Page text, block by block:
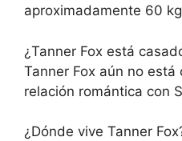
aproximadamente 60
¿Tanner Fox está
Tanner Fox aún no está
relación romántica con
¿Dónde vive Tanner